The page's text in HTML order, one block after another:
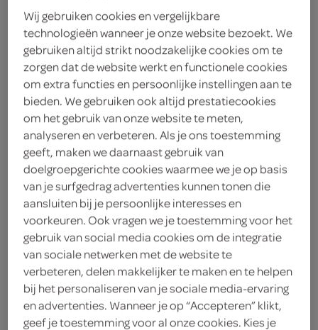
Nora discobits biscuits
Nora
2.
25
6 Stuks
Let op: aanbiedingen zijn niet zichtbaar bij de
producten, maar worden wél automatisch
verwerkt in de winkelmand.
de lekkerste koekjes, zijn van Nora Biscuits!
individueel verpakt
Wij gebruiken cookies en vergelijkbare
technologieën wanneer je onze website bezoekt. We
gebruiken altijd strikt noodzakelijke cookies om te
zorgen dat de website werkt en functionele cookies
om extra functies en persoonlijke instellingen aan te
bieden. We gebruiken ook altijd prestatiecookies
om het gebruik van onze website te meten,
analyseren en verbeteren. Als je ons toestemming
geeft, maken we daarnaast gebruik van
doelgroepgerichte cookies waarmee we je op basis
van je surfgedrag advertenties kunnen tonen die
aansluiten bij je persoonlijke interesses en
voorkeuren. Ook vragen we je toestemming voor het
gebruik van social media cookies om de integratie
van sociale netwerken met de website te
verbeteren, delen makkelijker te maken en te helpen
bij het personaliseren van je sociale media-ervaring
en advertenties. Wanneer je op “Accepteren” klikt,
geef je toestemming voor al onze cookies. Kies je